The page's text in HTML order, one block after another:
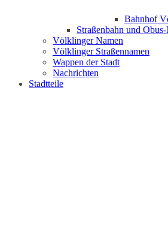
Bahnhof
Straßenbahn und
Völklinger Namen
Völklinger Straßennamen
Wappen der Stadt
Nachrichten
Stadtteile